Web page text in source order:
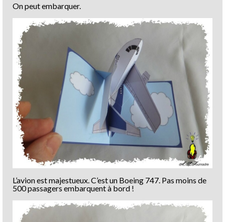
On peut embarquer.
L’avion est majestueux. C’est un Boeing 747. Pas moins de
500 passagers embarquent à bord !